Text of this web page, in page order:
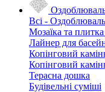
Всі -
Мозаїка та
Лайнер для
Копінговий
Копінговий
Терасна дошка
Будівельні суміші